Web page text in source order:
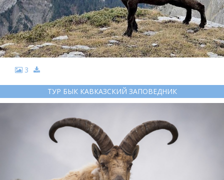
3
ТУР БЫК КАВКАЗСКИЙ ЗАПОВЕДНИК